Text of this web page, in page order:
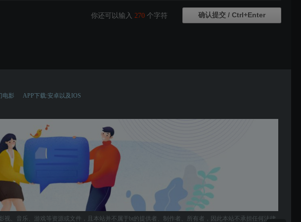
你还可以输入 270 个字符
电影 APP下载:安卓以及IOS
、音乐、游戏等资源或文件，且本站并不属于bt的提供者、制作者、所有者，因此本站不承担任何法律